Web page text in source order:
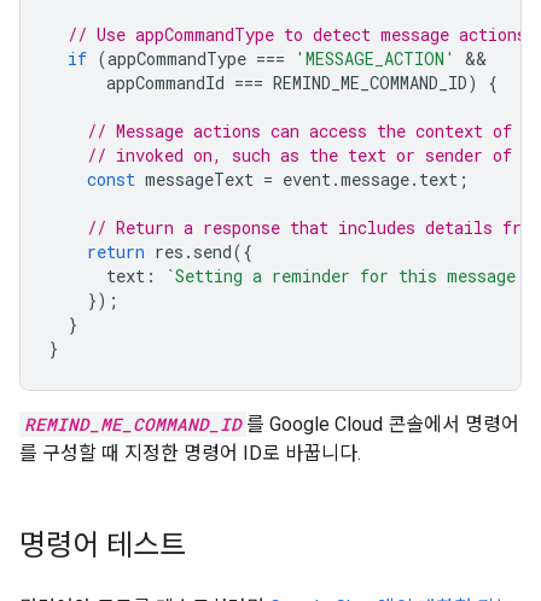
// Use appCommandType to detect message actions.
if (appCommandType === 'MESSAGE_ACTION'
appCommandId === REMIND_ME_COMMAND_ID) {
// Message actions can access the context of
// invoked on, such as the text or sender of
const messageText = event.message. text ;
// Return a response that includes details
return res . send({
text :
`Setting a reminder for this message:
});
}
}
REMIND_ME_COMMAND_ID 를 Google Cloud 콘솔에서 명령어
를 구성할 때 지정한 명령어 ID로 바꿉니다.
명령어 테스트